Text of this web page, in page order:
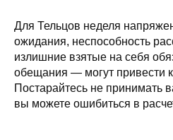
Для Тельцов неделя
ожидания, неспособность
излишние взятые на себя
обещания — могут привести
Постарайтесь не принимать
вы можете ошибиться в